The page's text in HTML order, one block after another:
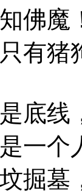
佛魔
有猪
线
一个
掘